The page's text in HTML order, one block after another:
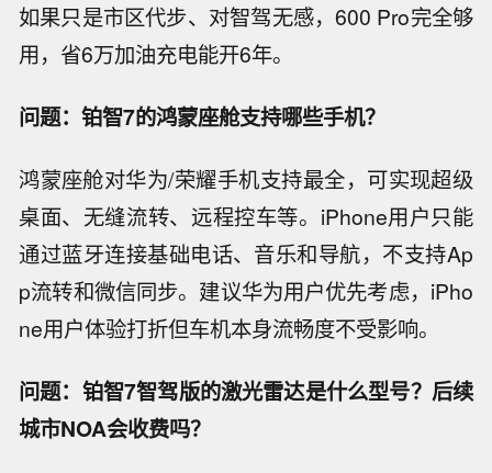
如果只是市区代步、对智驾无感，600 Pro完全够
用，省6万加油充电能开6年。
问题：铂智7的鸿蒙座舱支持哪些手机？
鸿蒙座舱对华为/荣耀手机支持最全，可实现超级
桌面、无缝流转、远程控车等。iPhone用户只能
通过蓝牙连接基础电话、音乐和导航，不支持Ap
p流转和微信同步。建议华为用户优先考虑，iPho
ne用户体验打折但车机本身流畅度不受影响。
问题：铂智7智驾版的激光雷达是什么型号？后续
城市NOA会收费吗？